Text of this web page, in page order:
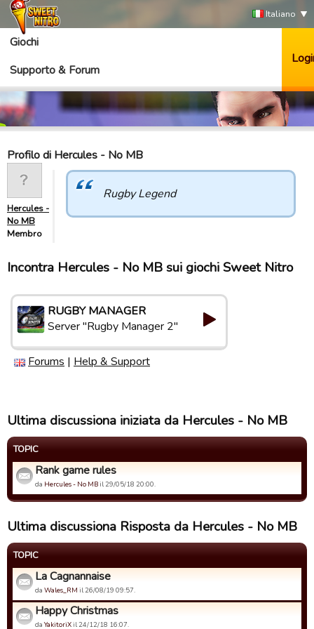
Italiano
Giochi
Supporto & Forum
Profilo di Hercules - No MB
Hercules -
No MB
Membro
Rugby Legend
Incontra Hercules - No MB sui giochi Sweet Nitro
RUGBY MANAGER
Server "Rugby Manager 2"
Forums | Help & Support
Ultima discussiona iniziata da Hercules - No MB
TOPIC
Rank game rules
da Hercules - No MBil 29/05/18 20:00.
Ultima discussiona Risposta da Hercules - No MB
TOPIC
La Cagnannaise
da Wales_RM il 26/08/19 09:57.
Happy Christmas
da YakitoriXil 24/12/18 16:07.